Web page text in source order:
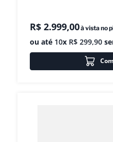
R$ 2.999,00à vista no
ou até 10x R$ 299,90